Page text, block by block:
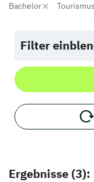
Bachelor
Filter
Ergebnisse (3):